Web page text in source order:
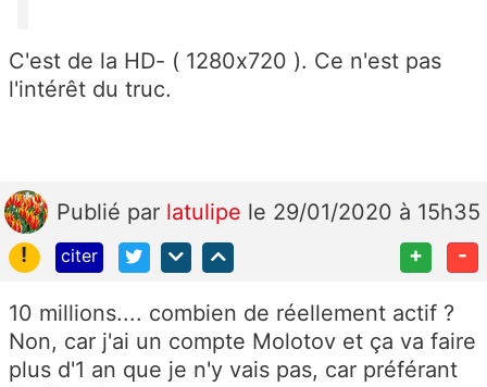
C'est de la HD- ( 1280x720 ). Ce n'est pas
l'intérêt du truc.
Publié par latulipe le 29/01/2020 à 15h35
!
citer + -
10 millions.... combien de réellement actif ?
Non, car j'ai un compte Molotov et ça va faire
plus d'1 an que je n'y vais pas, car préférant